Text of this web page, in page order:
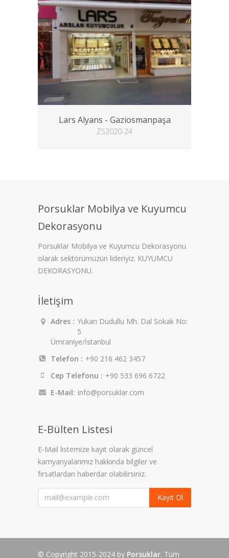
Lars Alyans - Gaziosmanpaşa
ZS2020-24
Porsuklar Mobilya ve Kuyumcu
Dekorasyonu
Porsuklar Mobilya ve Kuyumcu Dekorasyonu
olarak sektörümüzün lideriyiz. KUYUMCU
DEKORASYONU.
İletişim
Adres : Yukarı Dudullu Mh. Dal Sokak No:
5
Ümraniye/İstanbul
Telefon : +90 216 462 3457
Cep Telefonu : +90 533 696 6722
E-Mail: info@porsuklar.com
E-Bülten Listesi
E-Mail listemize kayıt olarak güncel
kamyanyalarımız hakkında bilgiler ve
fırsatlardan haberdar olabilirsiniz.
Kayıt Ol
© Copyright 2015-2024 by Porsuklar. Tüm